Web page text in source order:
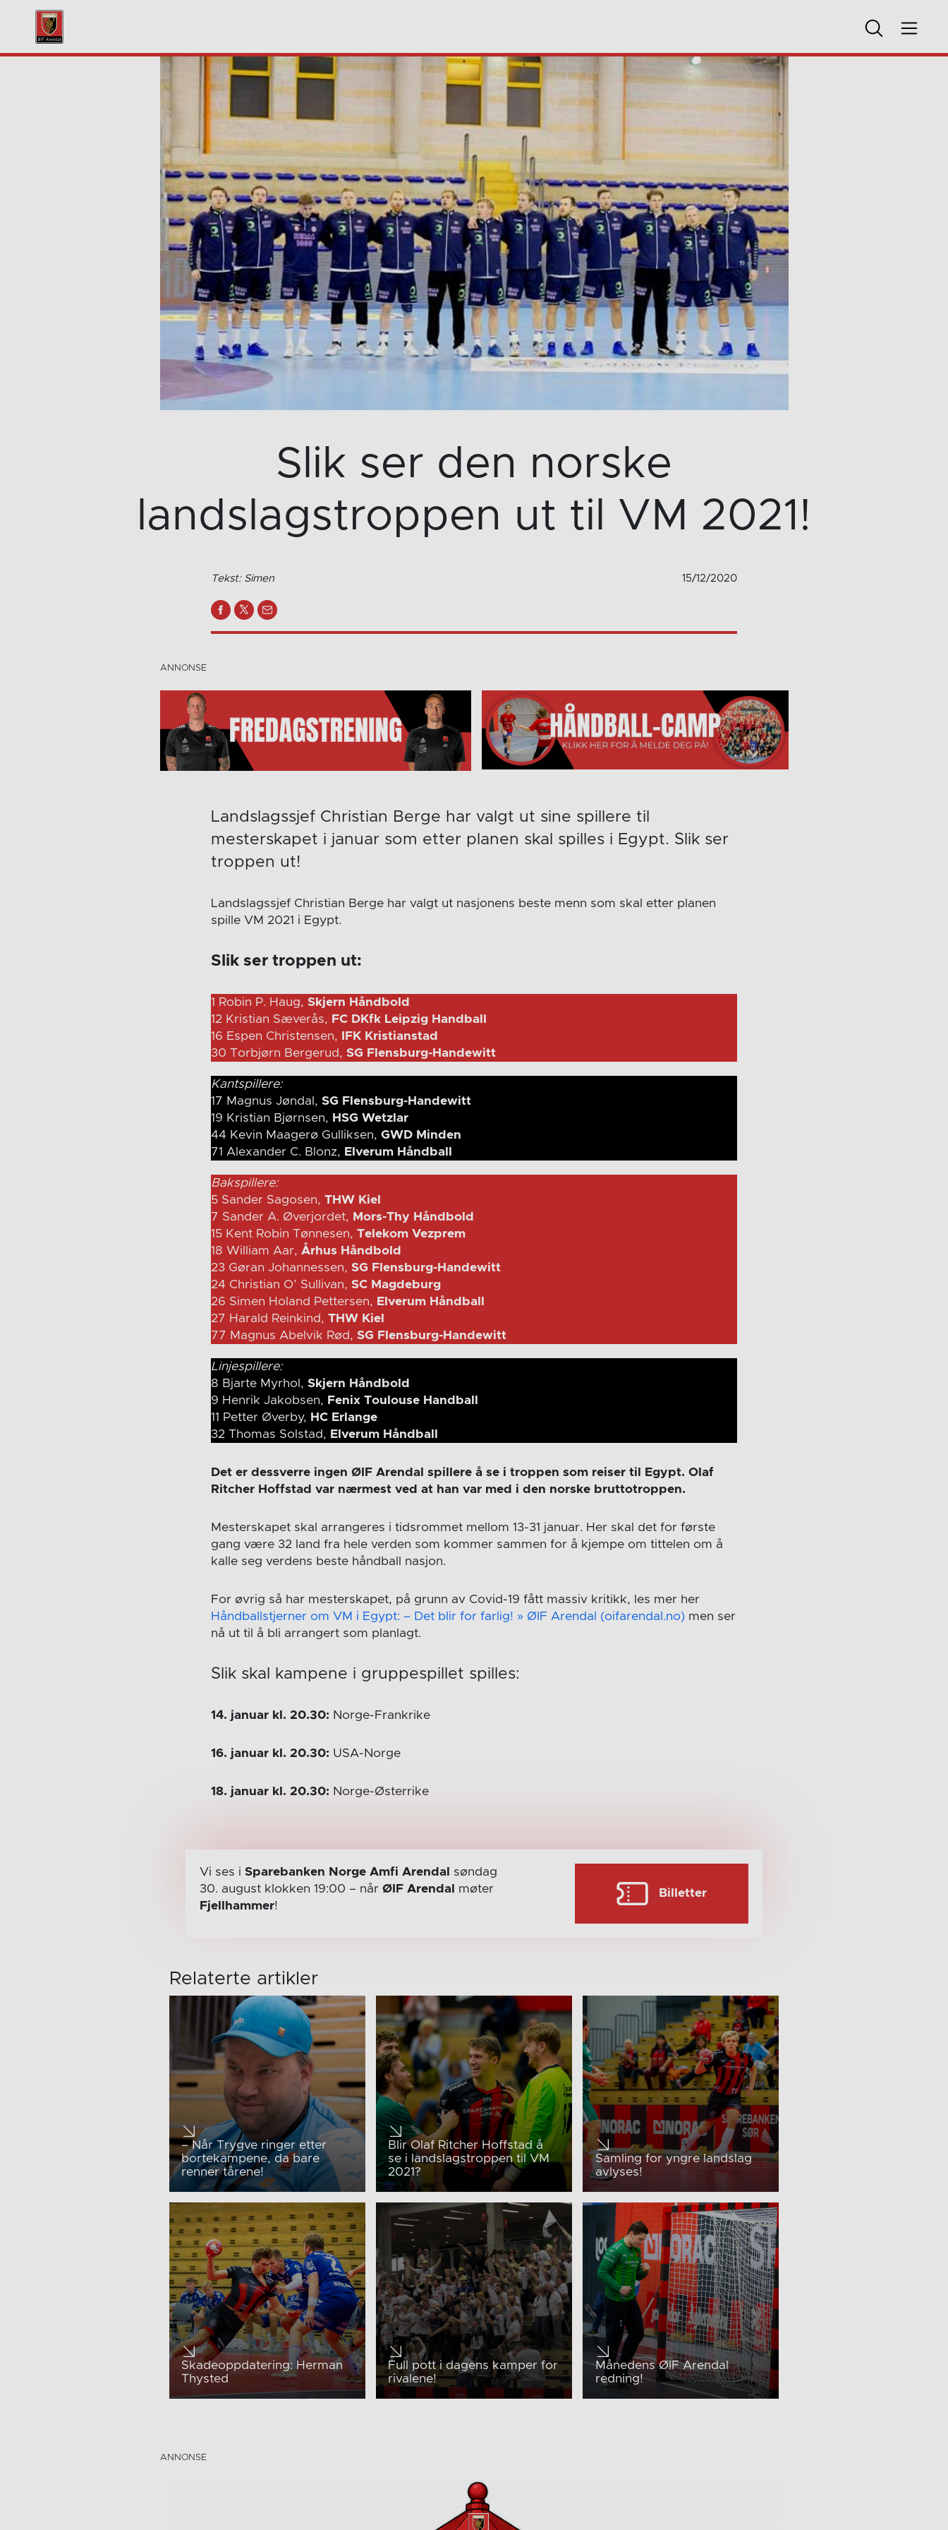
Slik ser den norske
landslagstroppen ut til VM 2021!
Tekst: Simen 15/12/2020
Landslagssjef Christian Berge har valgt ut sine spillere til
mesterskapet i januar som etter planen skal spilles i Egypt. Slik ser
troppen ut!
Landslagssjef Christian Berge har valgt ut nasjonens beste menn som skal etter planen
spille VM 2021 i Egypt.
Slik ser troppen ut:
1 Robin P. Haug,Skjern Håndbold
12 Kristian Sæverås, FC DKfk Leipzig Handball
16 Espen Christensen,
IFK Kristianstad
30 Torbjørn Bergerud,SG Flensburg-Handewitt
Kantspillere:
17 Magnus Jøndal,SG Flensburg-Handewitt
19 Kristian Bjørnsen, HSG Wetzlar
44 Kevin Maagerø Gulliksen,GWD Minden
71 Alexander C. Blonz, Elverum Håndball
Bakspillere:
5 Sander Sagosen,THW Kiel
7 Sander A. Øverjordet, Mors-Thy Håndbold
15 Kent Robin Tønnesen,Telekom Vezprem
18 William Aar,Århus Håndbold
23 Gøran Johannessen,SG Flensburg-Handewitt
24 Christian O’ Sullivan,SC Magdeburg
26 Simen Holand Pettersen, Elverum Håndball
27 Harald Reinkind,THW Kiel
77 Magnus Abelvik Rød,SG Flensburg-Handewitt
Linjespillere:
8 Bjarte Myrhol,Skjern Håndbold
9 Henrik Jakobsen, Fenix Toulouse Handball
11 Petter Øverby, HC Erlange
32 Thomas Solstad, Elverum Håndball
Det er dessverre ingen ØIF Arendal spillere å se i troppen som reiser til Egypt. Olaf
Ritcher Hoffstad var nærmest ved at han var med i den norske bruttotroppen.
Mesterskapet skal arrangeres i tidsrommet mellom 13-31 januar. Her skal det for første
gang være 32 land fra hele verden som kommer sammen for å kjempe om tittelen om å
kalle seg verdens beste håndball nasjon.
For øvrig så har mesterskapet, på grunn av Covid-19 fått massiv kritikk, les mer her
Håndballstjerner om VM i Egypt: – Det blir for farlig! » ØIF Arendal (oifarendal.no) men ser
nå ut til å bli arrangert som planlagt.
Slik skal kampene i gruppespillet spilles:
14. januar kl. 20.30: Norge-Frankrike
16. januar kl. 20.30: USA-Norge
18. januar kl. 20.30: Norge-Østerrike
Vi ses i Sparebanken Norge Amfi Arendal
søndag
30. august klokken 19:00 – når ØIF Arendal
møter
Fjellhammer!
Billetter
Relaterte artikler
– Når Trygve ringer etter
bortekampene, da bare
renner tårene!
Blir Olaf Ritcher Hoffstad å
se i landslagstroppen til VM
2021?
Samling for yngre landslag
avlyses!
Skadeoppdatering: Herman
Thysted
Full pott i dagens kamper for
rivalene!
Månedens ØIF Arendal
redning!